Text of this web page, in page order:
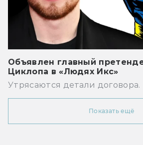
Объявлен главный
Циклопа в «Людях Икс»
Утрясаются детали договора.
Показать ещё